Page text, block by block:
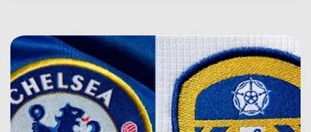
➤ Tương lai Ibrahima Konaté: Liverpool giữ trụ cột
hay Real Madrid có thêm “Galactico” mới?
➤ LW trong bóng đá là gì? Giải mã khái niệm